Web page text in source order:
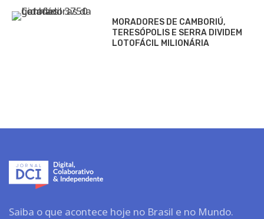
MORADORES DE CAMBORIÚ,
TERESÓPOLIS E SERRA DIVIDEM
LOTOFÁCIL MILIONÁRIA
Saiba o que acontece hoje no Brasil e no Mundo.